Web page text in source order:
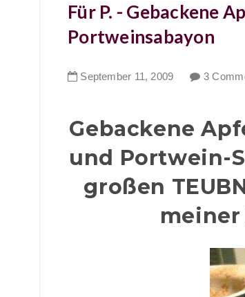
Für P. - Gebackene
Portweinsabayon
September 11, 2009 3
Gebackene
und Portwein-
großen